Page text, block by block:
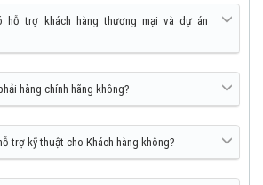
hỗ trợ khách hàng thương mại và dự án
hàng chính hãng không?
trợ kỹ thuật cho Khách hàng không?